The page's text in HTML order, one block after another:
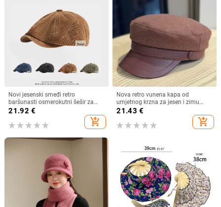
Novi jesenski smeđi retro
baršunasti osmerokutni šešir za
muškarce i žene, nošen unatrag s
beretkom, univerzalni šešir u jednoj
boji za jesen i zimu
21.92 €
add_shopping_cart
Nova retro vunena kapa od
umjetnog krzna za jesen i zimu
2025. za žene, britanski
osmerokutni ravni cilindar za
književna putovanja
21.43 €
add_shopping_cart